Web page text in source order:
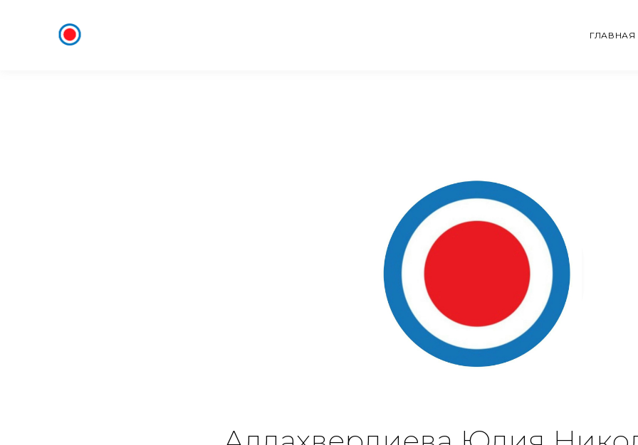
ГЛАВНАЯ